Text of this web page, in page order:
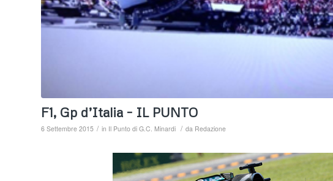
F1, Gp d’Italia – IL PUNTO
6 Settembre 2015 / in Il Punto di G.C. Minardi / da Redazione